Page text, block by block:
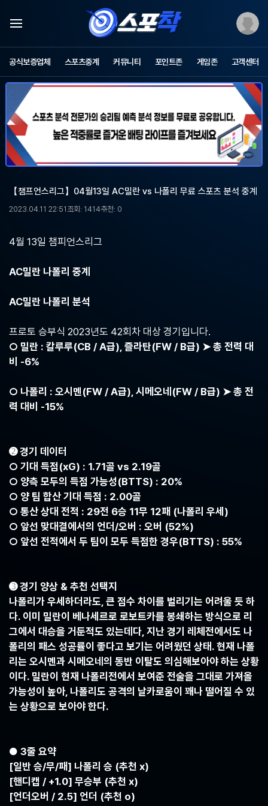
스
포
츠
중
포
착
-
료
포
츠
중
외
중
실
시
해
외
스
중
공식보증업체 스포츠중계 커뮤니티 포인트존 게임존 고객센터
【챔프언스리그】04월13일 AC밀란 vs 나폴리 무료 스포츠 분석 중계
2023.04.11 22:51조회: 1414추천: 0
4월 13일 챔피언스리그
AC밀란 나폴리 중계
AC밀란 나폴리 분석
프로토 승부식 2023년도 42회차 대상 경기입니다.
○ 밀란 : 칼루루(CB / A급), 즐라탄(FW / B급) ➤ 총 전력 대
비 -6%
○ 나폴리 : 오시멘(FW / A급), 시메오네(FW / B급) ➤ 총 전
력 대비 -15%
➋ 경기 데이터
○ 기대 득점(xG) : 1.71골 vs 2.19골
○ 양측 모두의 득점 가능성(BTTS) : 20%
○ 양 팀 합산 기대 득점 : 2.00골
○ 통산 상대 전적 : 29전 6승 11무 12패 (나폴리 우세)
○ 앞선 맞대결에서의 언더/오버 : 오버 (52%)
○ 앞선 전적에서 두 팀이 모두 득점한 경우(BTTS) : 55%
➌ 경기 양상 & 추천 선택지
나폴리가 우세하더라도, 큰 점수 차이를 벌리기는 어려울 듯 하
다. 이미 밀란이 베나세르로 로보트카를 봉쇄하는 방식으로 리
그에서 대승을 거둔적도 있는데다, 지난 경기 레체전에서도 나
폴리의 패스 성공률이 좋다고 보기는 어려웠던 상태. 현재 나폴
리는 오시멘과 시메오네의 동반 이탈도 의심해보아야 하는 상황
이다. 밀란이 현재 나폴리전에서 보여준 전술을 그대로 가져올
가능성이 높아, 나폴리도 공격의 날카로움이 꽤나 떨어질 수 있
는 상황으로 보아야 한다.
● 3줄 요약
[일반 승/무/패] 나폴리 승 (추천 x)
[핸디캡 / +1.0] 무승부 (추천 x)
[언더오버 / 2.5] 언더 (추천 o)